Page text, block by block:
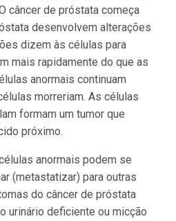
câncer de próstata começa
desenvolvem alterações
dizem às células para
mais rapidamente do que as
anormais continuam
morreriam. As células
formam um tumor que
próximo.
anormais podem se
(metastatizar) para outras
do câncer de próstata
urinário deficiente ou micção